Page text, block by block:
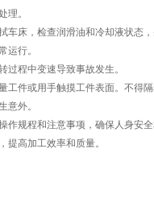
理。
车床，检查润滑油和冷却液状态
运行。
过程中变速导致事故发生。
工件或用手触摸工件表面。不得
意外。
作规程和注意事项，确保人身安
提高加工效率和质量。